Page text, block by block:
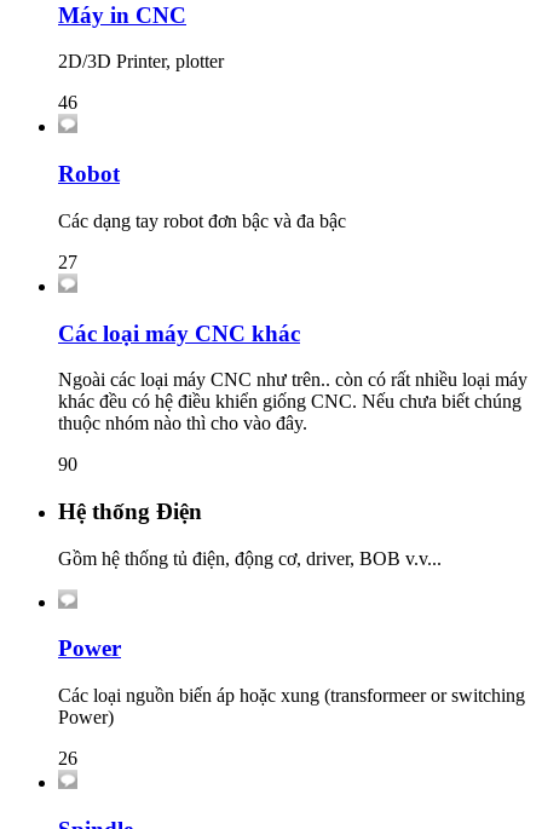
Máy in CNC
2D/3D Printer, plotter
46
Robot
Các dạng tay robot đơn bậc và đa bậc
27
Các loại máy CNC khác
Ngoài các loại máy CNC như trên.. còn có rất nhiều loại máy
khác đều có hệ điều khiển giống CNC. Nếu chưa biết chúng
thuộc nhóm nào thì cho vào đây.
90
Hệ thống Điện
Gồm hệ thống tủ điện, động cơ, driver, BOB v.v...
Power
Các loại nguồn biến áp hoặc xung (transformeer or switching
Power)
26